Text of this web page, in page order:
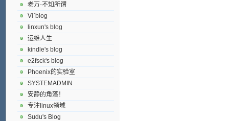
老万-不知所谓
Vi`blog
linxun's blog
运维人生
kindle's blog
e2fsck's blog
Phoenix的实验室
SYSTEMADMIN
安静的角落！
专注linux领域
Sudu's Blog